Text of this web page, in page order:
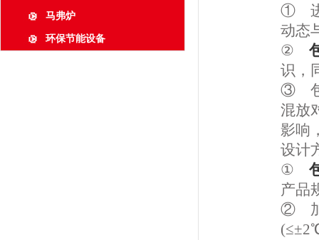
马弗炉
环保节能设备
① 进
动态
②
识，
③ 包
混放
影响
设计
①
产品
② 加